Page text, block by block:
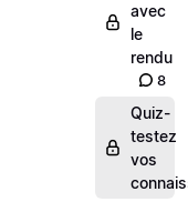
avec
le
rendu
8
Quiz-
testez
vos